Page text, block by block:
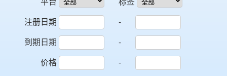
注册日期
-
到期日期
-
价格
-